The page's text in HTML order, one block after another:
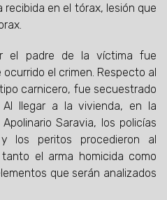
recibida en el tórax, lesión que
el padre de la víctima fue
el crimen. Respecto al
carnicero, fue secuestrado
llegar a la vivienda, en la
Saravia, los policías
los peritos procedieron al
el arma homicida como
que serán analizados